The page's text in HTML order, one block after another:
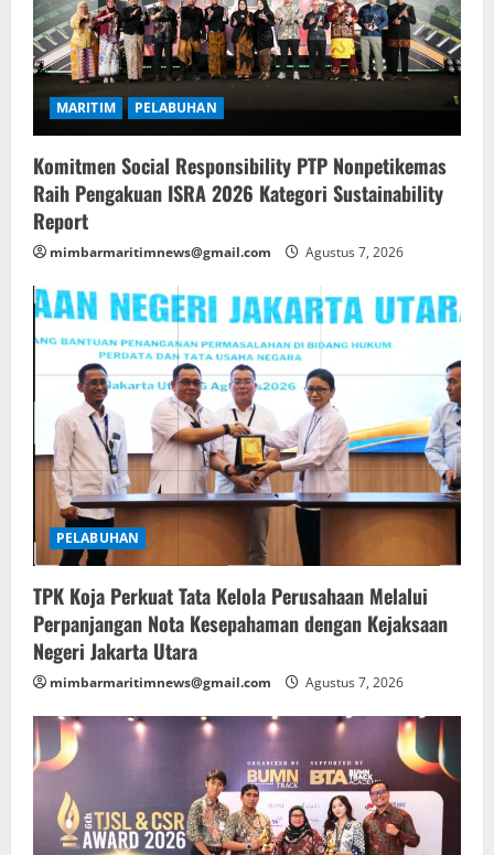
MARITIM PELABUHAN
Komitmen Social Responsibility PTP Nonpetikemas
Raih Pengakuan ISRA 2026 Kategori Sustainability
Report
mimbarmaritimnews@gmail.com Agustus 7, 2026
PELABUHAN
TPK Koja Perkuat Tata Kelola Perusahaan Melalui
Perpanjangan Nota Kesepahaman dengan Kejaksaan
Negeri Jakarta Utara
mimbarmaritimnews@gmail.com Agustus 7, 2026